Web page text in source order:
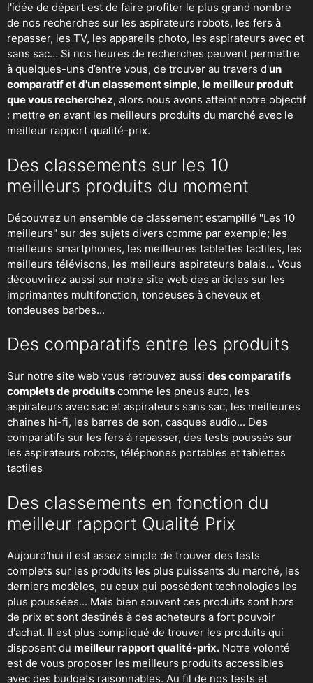
l'idée de départ est de faire profiter le plus grand nombre
de nos recherches sur les aspirateurs robots, les fers à
repasser, les TV, les appareils photo, les aspirateurs avec et
sans sac… Si nos heures de recherches peuvent permettre
à quelques-uns d’entre vous, de trouver au travers d'un
comparatif et d'un classement simple, le meilleur produit
que vous recherchez, alors nous avons atteint notre objectif
: mettre en avant les meilleurs produits du marché avec le
meilleur rapport qualité-prix.
Des classements sur les 10
meilleurs produits du moment
Découvrez un ensemble de classement estampillé "Les 10
meilleurs" sur des sujets divers comme par exemple; les
meilleurs smartphones, les meilleures tablettes tactiles, les
meilleurs télévisons, les meilleurs aspirateurs balais... Vous
découvrirez aussi sur notre site web des articles sur les
imprimantes multifonction, tondeuses à cheveux et
tondeuses barbes...
Des comparatifs entre les produits
Sur notre site web vous retrouvez aussi des comparatifs
complets de produits comme les pneus auto, les
aspirateurs avec sac et aspirateurs sans sac, les meilleures
chaines hi-fi, les barres de son, casques audio... Des
comparatifs sur les fers à repasser, des tests poussés sur
les aspirateurs robots, téléphones portables et tablettes
tactiles
Des classements en fonction du
meilleur rapport Qualité Prix
Aujourd'hui il est assez simple de trouver des tests
complets sur les produits les plus puissants du marché, les
derniers modèles, ou ceux qui possèdent technologies les
plus poussées... Mais bien souvent ces produits sont hors
de prix et sont destinés à des acheteurs a fort pouvoir
d'achat. Il est plus compliqué de trouver les produits qui
disposent du meilleur rapport qualité-prix. Notre volonté
est de vous proposer les meilleurs produits accessibles
avec des budgets raisonnables. Au fil de nos tests et